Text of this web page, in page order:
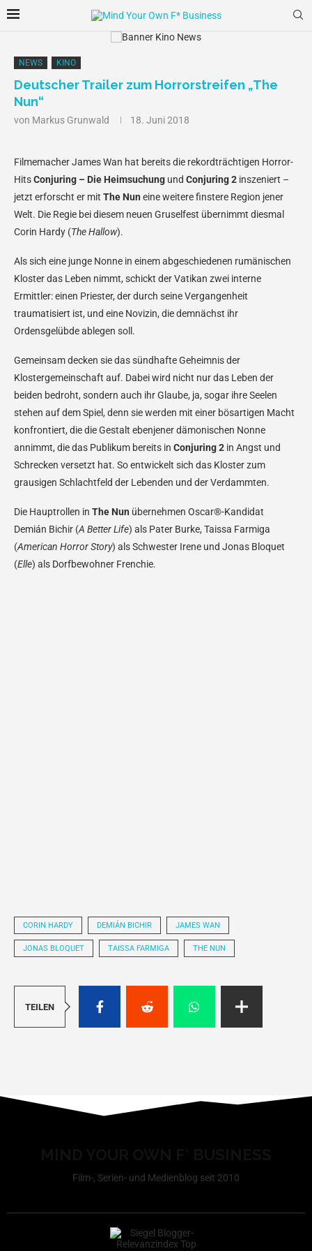
NEWS KINO
Deutscher Trailer zum Horrorstreifen „The
Nun“
von Markus Grunwald 18. Juni 2018
Filmemacher James Wan hat bereits die rekordträchtigen Horror-
HitsConjuring – Die Heimsuchung und Conjuring 2 inszeniert –
jetzt erforscht er mit The Nun eine weitere finstere Region jener
Welt. Die Regie bei diesem neuen Gruselfest übernimmt diesmal
Corin Hardy (The Hallow).
Als sich eine junge Nonne in einem abgeschiedenen rumänischen
Kloster das Leben nimmt, schickt der Vatikan zwei interne
Ermittler: einen Priester, der durch seine Vergangenheit
traumatisiert ist, und eine Novizin, die demnächst ihr
Ordensgelübde ablegen soll.
Gemeinsam decken sie das sündhafte Geheimnis der
Klostergemeinschaft auf. Dabei wird nicht nur das Leben der
beiden bedroht, sondern auch ihr Glaube, ja, sogar ihre Seelen
stehen auf dem Spiel, denn sie werden mit einer bösartigen Macht
konfrontiert, die die Gestalt ebenjener dämonischen Nonne
annimmt, die das Publikum bereits in Conjuring 2 in Angst und
Schrecken versetzt hat. So entwickelt sich das Kloster zum
grausigen Schlachtfeld der Lebenden und der Verdammten.
Die Hauptrollen in The Nun übernehmen Oscar®-Kandidat
Demián Bichir (A Better Life) als Pater Burke, Taissa Farmiga
(American Horror Story) als Schwester Irene und Jonas Bloquet
(Elle) als Dorfbewohner Frenchie.
CORIN HARDY DEMIÁN BICHIR JAMES WAN
JONAS BLOQUET TAISSA FARMIGA THE NUN
TEILEN
Film-, Serien- und Medienblog seit 2010